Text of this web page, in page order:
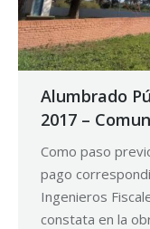
Alumbrado
2017 –
Como paso
pago
Ingenieros
constata en la